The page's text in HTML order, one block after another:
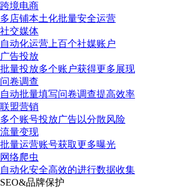
跨境电商
多店铺本土化批量安全运营
社交媒体
自动化运营上百个社媒账户
广告投放
批量投放多个账户获得更多展现
问卷调查
自动批量填写问卷调查提高效率
联盟营销
多个账号投放广告以分散风险
流量变现
批量运营账号获取更多曝光
网络爬虫
自动化安全高效的进行数据收集
SEO&品牌保护